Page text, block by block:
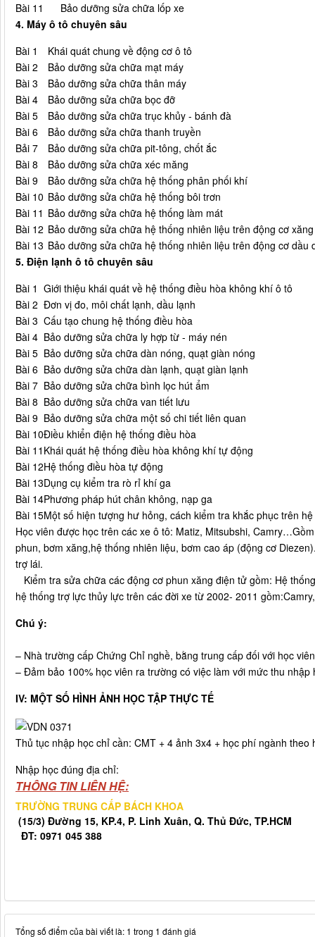
Bài 11
Bảo dưỡng sửa chữa lốp xe
4. Máy ô tô chuyên sâu
Bài 1
Khái quát chung về động cơ ô tô
Bài 2
Bảo dưỡng sửa chữa mạt máy
Bài 3
Bảo dưỡng sửa chữa thân máy
Bài 4
Bảo dưỡng sửa chữa bọc đỡ
Bài 5
Bảo dưỡng sửa chữa trục khủy - bánh đà
Bài 6
Bảo dưỡng sửa chữa thanh truyền
Bải 7
Bảo dưỡng sửa chữa pit-tông, chốt ắc
Bài 8
Bảo dưỡng sửa chữa xéc măng
Bài 9
Bảo dưỡng sửa chữa hệ thống phân phối khí
Bài 10 Bảo dưỡng sửa chữa hệ thống bôi trơn
Bài 11 Bảo dưỡng sửa chữa hệ thống làm mát
Bài 12 Bảo dưỡng sửa chữa hệ thống nhiên liệu trên động cơ
Bài 13 Bảo dưỡng sửa chữa hệ thống nhiên liệu trên động cơ dầu
5. Điện lạnh ô tô chuyên sâu
Bài 1 Giới thiệu khái quát về hệ thống điều hòa không khí ô tô
Bài 2 Đơn vị đo, môi chất lạnh, dầu lạnh
Bài 3 Cấu tạo chung hệ thống điều hòa
Bài 4 Bảo dưỡng sửa chữa ly hợp từ - máy nén
Bài 5 Bảo dưỡng sửa chữa dàn nóng, quạt giàn nóng
Bài 6 Bảo dưỡng sửa chữa dàn lạnh, quạt giàn lạnh
Bài 7 Bảo dưỡng sửa chữa bình lọc hút ẩm
Bài 8 Bảo dưỡng sửa chữa van tiết lưu
Bài 9 Bảo dưỡng sửa chữa một số chi tiết liên quan
Bài 10Điều khiển điện hệ thống điều hòa
Bài 11 Khái quát hệ thống điều hòa không khí tự động
Bài 12Hệ thống điều hòa tự động
Bài 13Dụng cụ kiểm tra rò rỉ khí ga
Bài 14Phương pháp hút chân không, nạp ga
Bài 15Một số hiện tượng hư hỏng, cách kiểm tra khắc phục trên
Học viên được học trên các xe ô tô: Matiz, Mitsubshi,
phun, bơm xăng,hệ thống nhiên liệu, bơm cao áp (động cơ
trợ lái.
Kiểm tra sửa chữa các động cơ phun xăng điện tử gồm: Hệ
hệ thống trợ lực thủy lực trên các đời xe từ 2002- 2011
Chú ý:
– Nhà trường cấp Chứng Chỉ nghề, bằng trung cấp đối với học
– Đảm bảo 100% học viên ra trường có việc làm với mức thu
IV: MỘT SỐ HÌNH ẢNH HỌC TẬP THỰC TẾ
Thủ tục nhập học chỉ cần: CMT + 4 ảnh 3x4 + học phí ngành theo
Nhập học đúng địa chỉ:
THÔNG TIN LIÊN HỆ:
TRƯỜNG TRUNG CẤP BÁCH KHOA
(15/3) Đường 15, KP.4, P. Linh Xuân, Q. Thủ Đức, TP.HCM
ĐT: 0971 045 388
Tổng số điểm của bài viết là: 1 trong 1 đánh giá